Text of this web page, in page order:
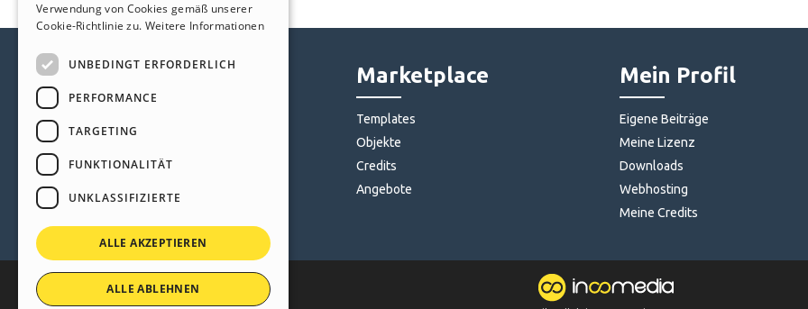
Help Center Marketplace
Templates
Objekte
Credits
Angebote
Mein Profil
Eigene Beiträge
Meine Lizenz
Downloads
Webhosting
Meine Credits
PORTUGUESE
Verwendung von Cookies gemäß unserer
Cookie-Richtlinie zu. Weitere Informationen
UNBEDINGT ERFORDERLICH
PERFORMANCE
TARGETING
FUNKTIONALITÄT
UNKLASSIFIZIERTE
ALLE AKZEPTIEREN
ALLE ABLEHNEN